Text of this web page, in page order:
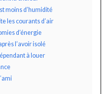
moins d’humidité
les courants d’air
d’énergie
l’avoir isolé
à louer